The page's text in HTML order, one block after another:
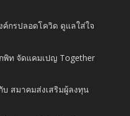
ค์กรปลอดโควิด ดูแลใส่ใจ
พิท จัดแคมเปญ Together
สมาคมส่งเสริมผู้ลงทุน